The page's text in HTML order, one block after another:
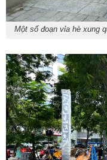
Một số đoạn vỉa hè xung